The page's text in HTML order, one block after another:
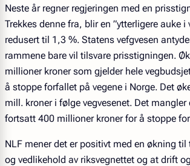
Neste år regner regjeringen med en
Trekkes denne fra, blir en ”ytterligere auke i
redusert til 1,3 %. Statens vefgvesen
rammene bare vil tilsvare prisstigningen.
millioner kroner som gjelder hele
å stoppe forfallet på vegene i Norge. Det
mill. kroner i følge vegvesenet. Det mangler
fortsatt 400 millioner kroner for å stoppe
NLF mener det er positivt med en økning
og vedlikehold av riksvegnettet og at drift